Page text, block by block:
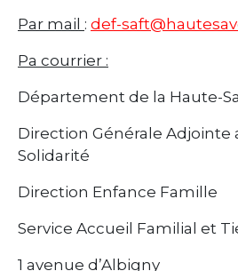
Par mail : def-
Pa courrier :
Département de la Haute-
Direction Générale Adjointe
Solidarité
Direction Enfance Famille
Service Accueil Familial et
1 avenue d’Albigny